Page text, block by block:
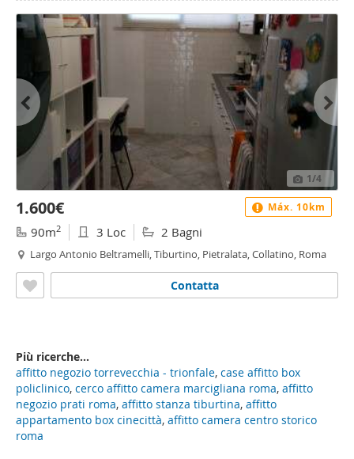
1/4
1.600€
90m2 3 Loc 2 Bagni
Largo Antonio Beltramelli, Tiburtino, Pietralata, Collatino, Roma
Contatta
Máx. 10km
Più ricerche...
affitto negozio torrevecchia - trionfale, case affitto box
policlinico, cerco affitto camera marcigliana roma, affitto
negozio prati roma, affitto stanza tiburtina, affitto
appartamento box cinecittà, affitto camera centro storico
roma